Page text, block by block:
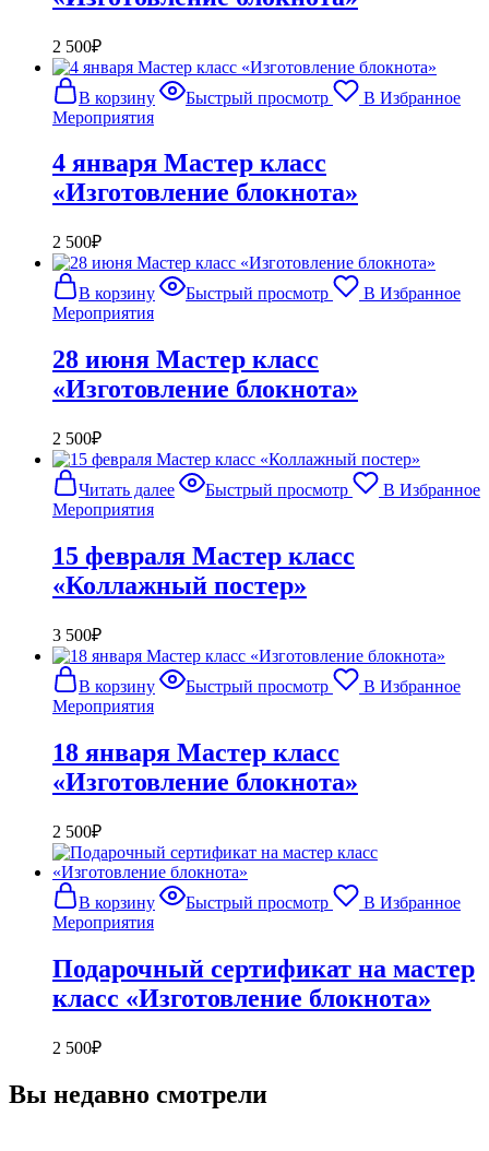
2 500₽
В корзину Быстрый просмотр
В Избранное
Мероприятия
4 января Мастер класс
«Изготовление блокнота»
2 500₽
В корзину Быстрый просмотр
В Избранное
Мероприятия
28 июня Мастер класс
«Изготовление блокнота»
2 500₽
Читать далее Быстрый просмотр
В Избранное
Мероприятия
15 февраля Мастер класс
«Коллажный постер»
3 500₽
В корзину Быстрый просмотр
В Избранное
Мероприятия
18 января Мастер класс
«Изготовление блокнота»
2 500₽
В корзину Быстрый просмотр
В Избранное
Мероприятия
Подарочный сертификат на мастер
класс «Изготовление блокнота»
2 500₽
Вы недавно смотрели